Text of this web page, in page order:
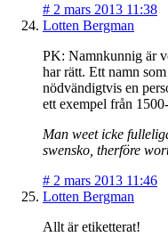
# 2 mars 2013 11:38
Lotten Bergman
PK: Namnkunnig är
har rätt. Ett namn
nödvändigtvis en
ett exempel från
Man weet icke
swensko, therföre
# 2 mars 2013 11:46
Lotten Bergman
Allt är etiketterat!